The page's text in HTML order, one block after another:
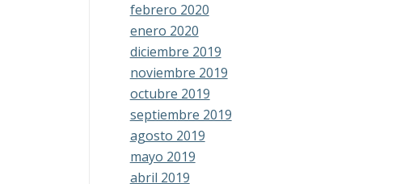
febrero 2020
enero 2020
diciembre 2019
noviembre 2019
octubre 2019
septiembre 2019
agosto 2019
mayo 2019
abril 2019